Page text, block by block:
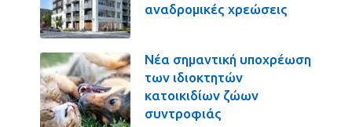
αναδρομικές χρεώσεις
Νέα σημαντική υποχρέωση
των ιδιοκτητών
κατοικιδίων ζώων
συντροφιάς